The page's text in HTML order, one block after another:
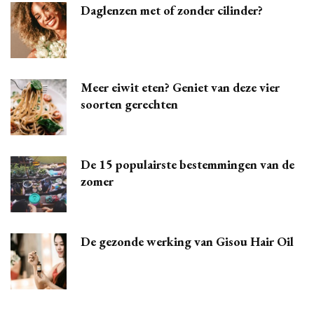
Daglenzen met of zonder cilinder?
Meer eiwit eten? Geniet van deze vier
soorten gerechten
De 15 populairste bestemmingen van de
zomer
De gezonde werking van Gisou Hair Oil